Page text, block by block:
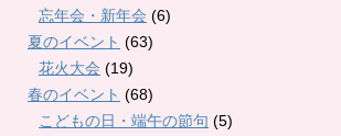
忘年会・新年会 (6)
夏のイベント (63)
花火大会 (19)
春のイベント (68)
こどもの日・端午の節句 (5)